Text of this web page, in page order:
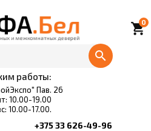
работы:
Пав. 26
10.00-19.00
10.00-17.00.
+375 33 626-49-96
local_grocery_store
0